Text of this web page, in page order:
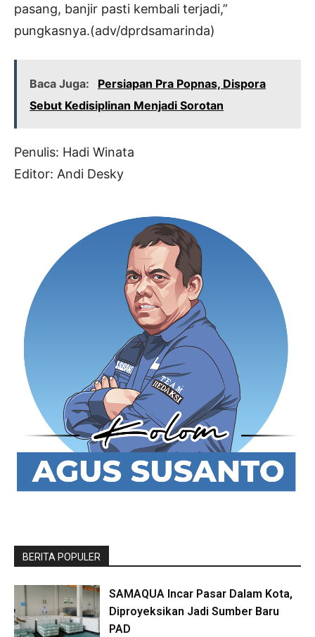
pasang, banjir pasti kembali terjadi,”
pungkasnya.(adv/dprdsamarinda)
Baca Juga:
Persiapan Pra Popnas, Dispora
Sebut Kedisiplinan Menjadi Sorotan
Penulis: Hadi Winata
Editor: Andi Desky
BERITA POPULER
SAMAQUA Incar Pasar Dalam Kota,
Diproyeksikan Jadi Sumber Baru
PAD